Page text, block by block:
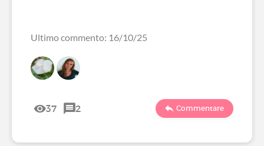
Ultimo commento: 16/10/25
37 2 Commentare